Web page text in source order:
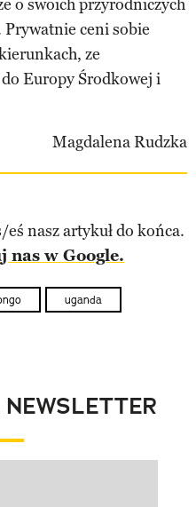
o swoich przyrodniczych
Prywatnie ceni sobie
ze
Europy Środkowej i
eś nasz artykuł do końca.
nas w Google.
uganda